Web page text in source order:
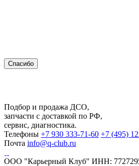
Спасибо
Подбор и продажа ДСО,
запчасти с доставкой по РФ,
сервис, диагностика.
Телефоны +7 930 333-71-60 +7 (495)
Почта info@q-club.ru
ООО "Карьерный Клуб" ИНН: